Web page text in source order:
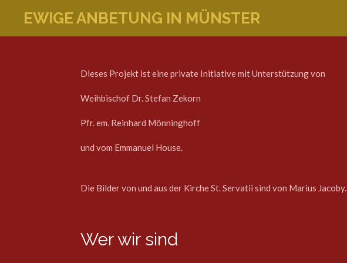
EWIGE ANBETUNG IN MÜNSTER
Dieses Projekt ist eine private Initiative mit Unterstützung von
Weihbischof Dr. Stefan Zekorn
Pfr. em. Reinhard Mönninghoff
und vom Emmanuel House.
Die Bilder von und aus der Kirche St. Servatii sind von Marius Jacoby.
Wer wir sind